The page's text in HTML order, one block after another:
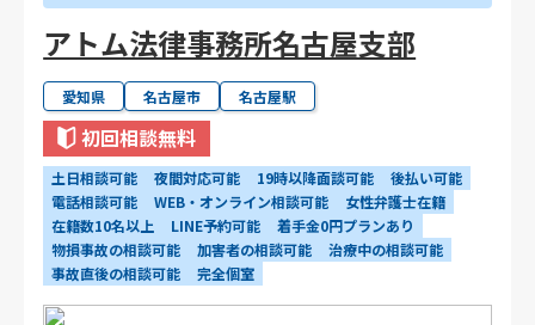
アトム法律事務所名古屋支部
愛知県 名古屋市 名古屋駅
初回相談無料
土日相談可能 夜間対応可能 19時以降面談可能
後払い可能
電話相談可能
WEB・オンライン相談可能
女性弁護士在籍
在籍数10名以上
LINE予約可能
着手金0円プランあり
物損事故の相談可能
加害者の相談可能
治療中の相談可能
事故直後の相談可能
完全個室